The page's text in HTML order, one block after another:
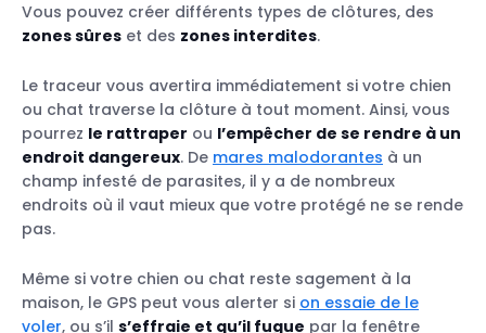
Vous pouvez créer différents types de clôtures, des
zones sûres et des zones interdites.
Le traceur vous avertira immédiatement si votre chien
ou chat traverse la clôture à tout moment. Ainsi, vous
pourrez le rattraper ou l’empêcher de se rendre à un
endroit dangereux. De mares malodorantes à un
champ infesté de parasites, il y a de nombreux
endroits où il vaut mieux que votre protégé ne se rende
pas.
Même si votre chien ou chat reste sagement à la
maison, le GPS peut vous alerter si on essaie de le
voler, ou s’il s’effraie et qu’il fugue par la fenêtre